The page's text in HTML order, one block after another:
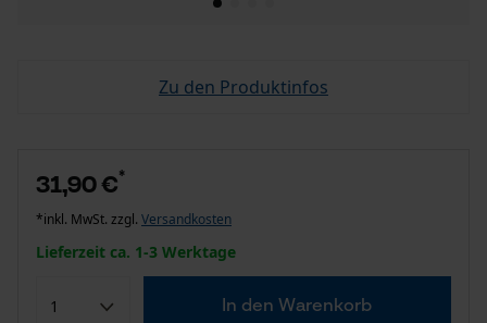
Zu den Produktinfos
31,90 €*
*inkl. MwSt. zzgl. Versandkosten
Lieferzeit ca. 1-3 Werktage
In den Warenkorb